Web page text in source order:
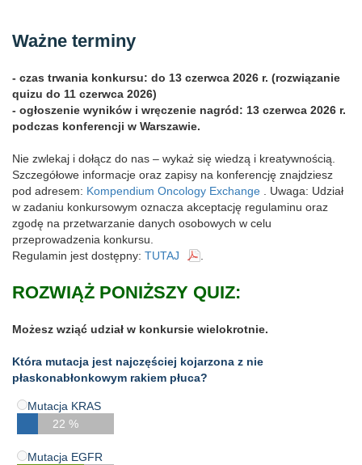
Ważne terminy
- czas trwania konkursu: do 13 czerwca 2026 r. (rozwiązanie
quizu do 11 czerwca 2026)
- ogłoszenie wyników i wręczenie nagród: 13 czerwca 2026 r.
podczas konferencji w Warszawie.
Nie zwlekaj i dołącz do nas – wykaż się wiedzą i kreatywnością.
Szczegółowe informacje oraz zapisy na konferencję znajdziesz
pod adresem: Kompendium Oncology Exchange
. Uwaga: Udział
w zadaniu konkursowym oznacza akceptację regulaminu oraz
zgodę na przetwarzanie danych osobowych w celu
przeprowadzenia konkursu.
Regulamin jest dostępny: TUTAJ
ROZWIĄŻ PONIŻSZY QUIZ:
Możesz wziąć udział w konkursie wielokrotnie.
Która mutacja jest najczęściej kojarzona z nie
płaskonabłonkowym rakiem płuca?
Mutacja KRAS
22 %
Mutacja EGFR